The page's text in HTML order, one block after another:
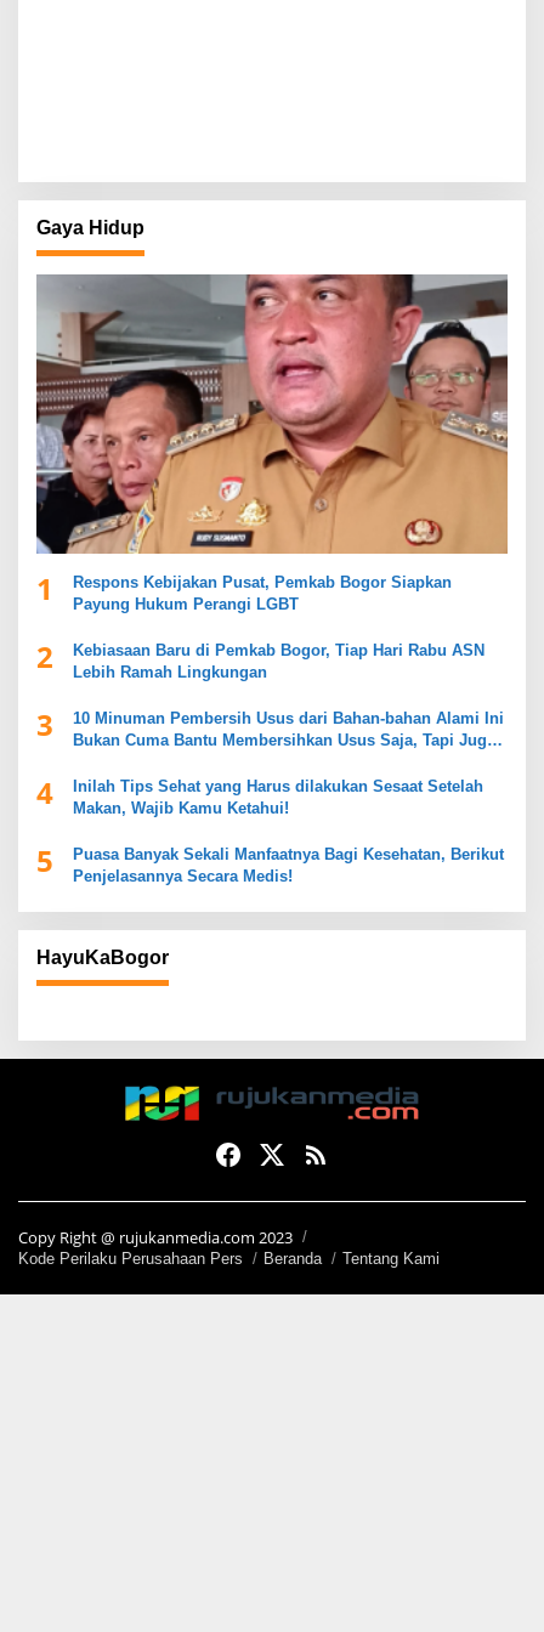
Gaya Hidup
1
Respons Kebijakan Pusat, Pemkab Bogor Siapkan
Payung Hukum Perangi LGBT
2
Kebiasaan Baru di Pemkab Bogor, Tiap Hari Rabu ASN
Lebih Ramah Lingkungan
3
10 Minuman Pembersih Usus dari Bahan-bahan Alami Ini
Bukan Cuma Bantu Membersihkan Usus Saja, Tapi Juga
4
Inilah Tips Sehat yang Harus dilakukan Sesaat Setelah
Makan, Wajib Kamu Ketahui!
5
Puasa Banyak Sekali Manfaatnya Bagi Kesehatan, Berikut
Penjelasannya Secara Medis!
HayuKaBogor
Copy Right @ rujukanmedia.com 2023
Kode Perilaku Perusahaan Pers Beranda Tentang Kami